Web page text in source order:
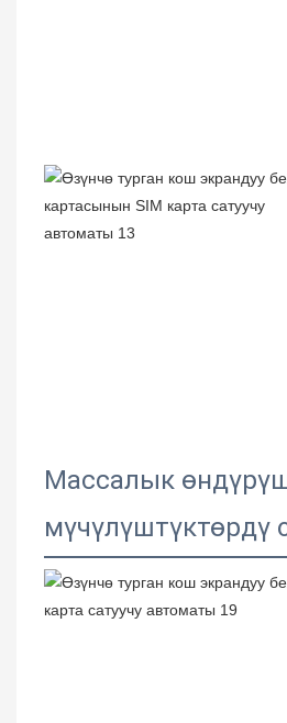
Массалык
мүчүлүштүктөрдү